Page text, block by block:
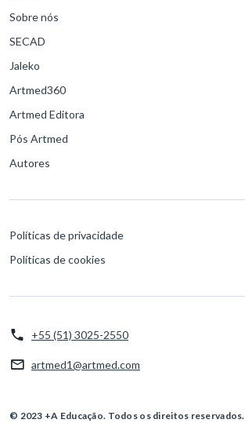
Sobre nós
SECAD
Jaleko
Artmed360
Artmed Editora
Pós Artmed
Autores
Políticas de privacidade
Políticas de cookies
+55 (51) 3025-2550
artmed1@artmed.com
© 2023 +A Educação. Todos os direitos reservados.